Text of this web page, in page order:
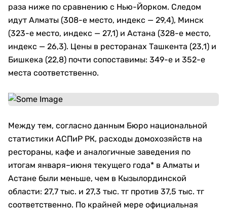
раза ниже по сравнению с Нью-Йорком. Следом
идут Алматы (308-е место, индекс — 29,4), Минск
(323-е место, индекс — 27,1) и Астана (328-е место,
индекс — 26,3). Цены в ресторанах Ташкента (23,1) и
Бишкека (22,8) почти сопоставимы: 349-е и 352-е
места соответственно.
Между тем, согласно данным Бюро национальной
статистики АСПиР РК, расходы домохозяйств на
рестораны, кафе и аналогичные заведения по
итогам января–июня текущего года* в Алматы и
Астане были меньше, чем в Кызылординской
области: 27,7 тыс. и 27,3 тыс. тг против 37,5 тыс. тг
соответственно. По крайней мере официальная